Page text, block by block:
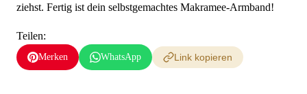
ziehst. Fertig ist dein selbstgemachtes Makramee-Armband!
Teilen:
Merken WhatsApp Link kopieren